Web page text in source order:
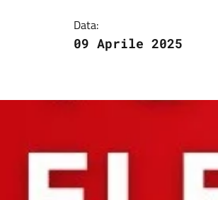
Data:
09 Aprile 2025